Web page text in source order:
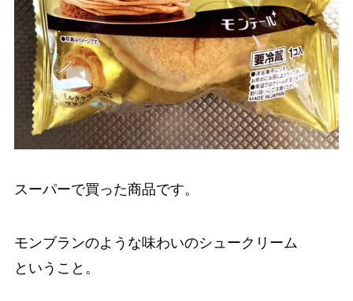
スーパーで買った商品です。
モンブランのような味わいのシュークリーム
ということ。